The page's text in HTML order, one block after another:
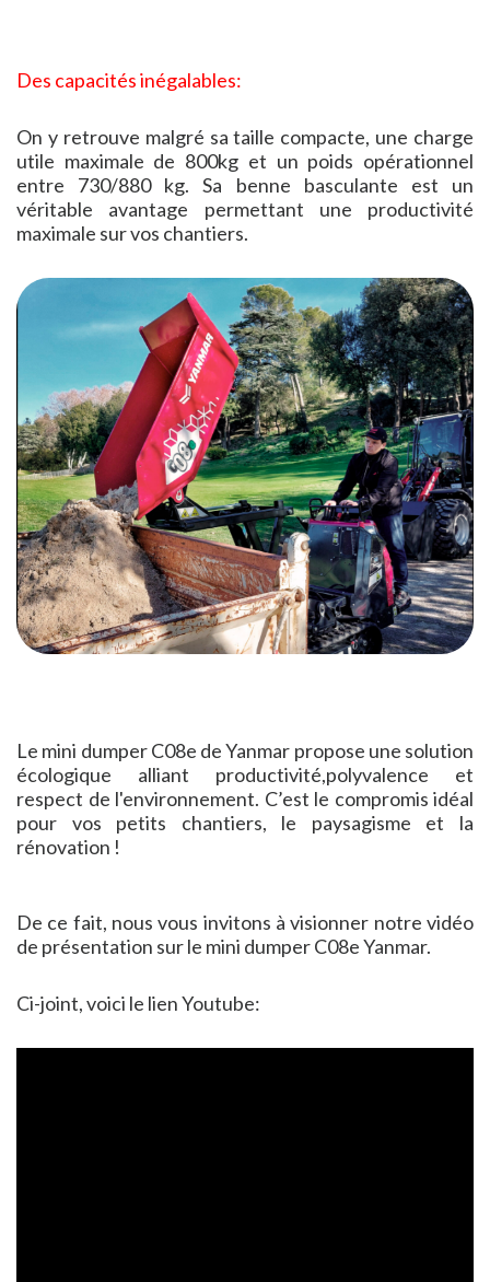
Des capacités inégalables:
On y retrouve malgré sa taille compacte, une charge
utile maximale de 800kg et un poids opérationnel
entre 730/880 kg. Sa benne basculante est un
véritable avantage permettant une productivité
maximale sur vos chantiers.
Le mini dumper C08e de Yanmar propose une solution
écologique alliant productivité,polyvalence et
respect de l'environnement. C’est le compromis idéal
pour vos petits chantiers, le paysagisme et la
rénovation !
De ce fait, nous vous invitons à visionner notre vidéo
de présentation sur le mini dumper C08e Yanmar.
Ci-joint, voici le lien Youtube: